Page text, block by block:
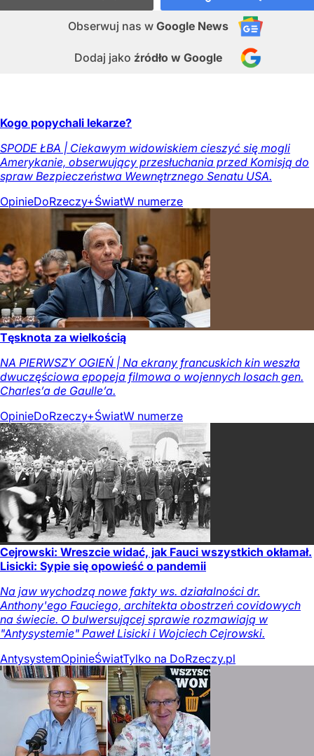
Obserwuj nas w Google News
Dodaj jako źródło w Google
Kogo popychali lekarze?
SPODE ŁBA | Ciekawym widowiskiem cieszyć się mogli
Amerykanie, obserwujący przesłuchania przed Komisją do
spraw Bezpieczeństwa Wewnętrznego Senatu USA.
OpinieDoRzeczy+ŚwiatW numerze
Tęsknota za wielkością
NA PIERWSZY OGIEŃ | Na ekrany francuskich kin weszła
dwuczęściowa epopeja filmowa o wojennych losach gen.
Charles’a de Gaulle’a.
OpinieDoRzeczy+ŚwiatW numerze
Cejrowski: Wreszcie widać, jak Fauci wszystkich okłamał.
Lisicki: Sypie się opowieść o pandemii
Na jaw wychodzą nowe fakty ws. działalności dr.
Anthony'ego Fauciego, architekta obostrzeń covidowych
na świecie. O bulwersującej sprawie rozmawiają w
"Antysystemie" Paweł Lisicki i Wojciech Cejrowski.
AntysystemOpinieŚwiatTylko na DoRzeczy.pl